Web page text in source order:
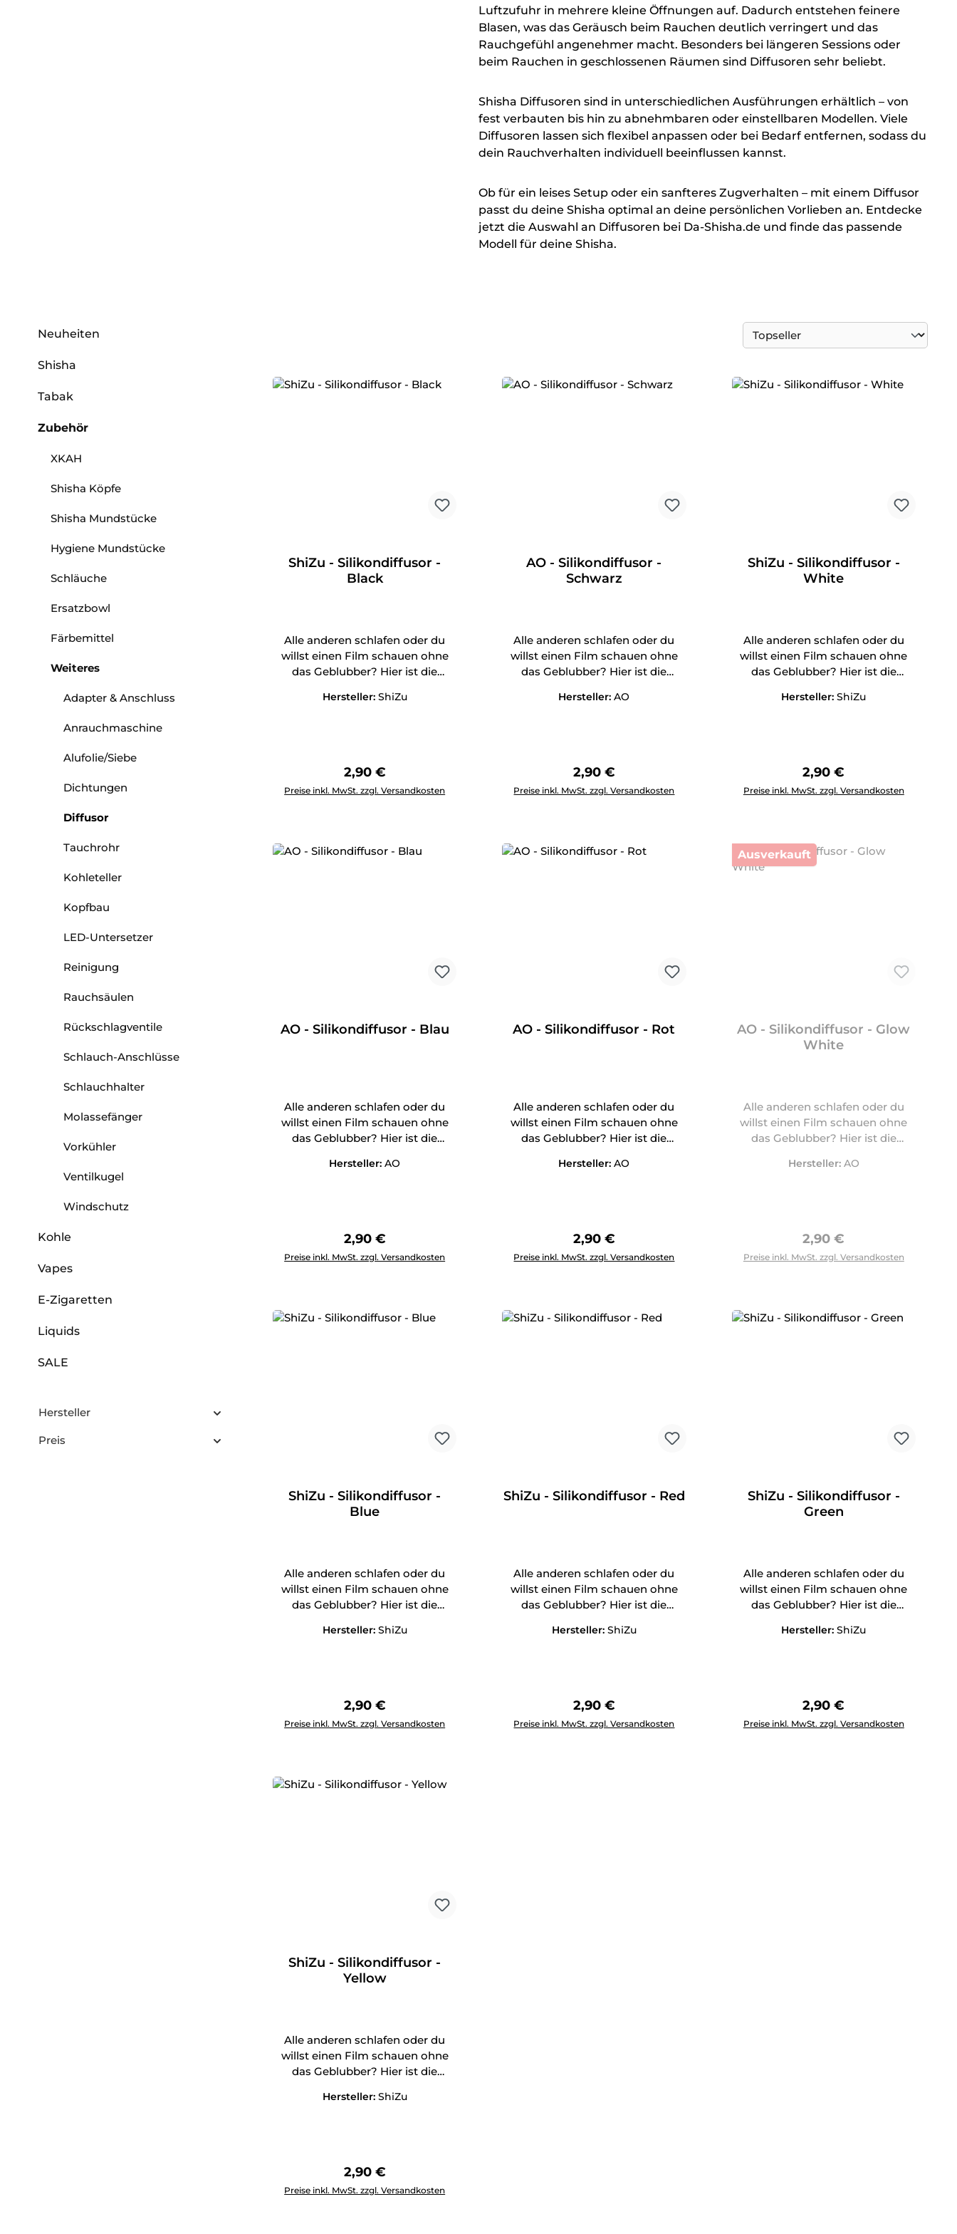
Luftzufuhr in mehrere kleine Öffnungen auf. Dadurch entstehen feinere
Blasen, was das Geräusch beim Rauchen deutlich verringert und das
Rauchgefühl angenehmer macht. Besonders bei längeren Sessions oder
beim Rauchen in geschlossenen Räumen sind Diffusoren sehr beliebt.
Shisha Diffusoren sind in unterschiedlichen Ausführungen erhältlich – von
fest verbauten bis hin zu abnehmbaren oder einstellbaren Modellen. Viele
Diffusoren lassen sich flexibel anpassen oder bei Bedarf entfernen, sodass du
dein Rauchverhalten individuell beeinflussen kannst.
Ob für ein leises Setup oder ein sanfteres Zugverhalten – mit einem Diffusor
passt du deine Shisha optimal an deine persönlichen Vorlieben an. Entdecke
jetzt die Auswahl an Diffusoren bei Da-Shisha.de und finde das passende
Modell für deine Shisha.
Neuheiten
Shisha
Tabak
Zubehör
XKAH
Shisha Köpfe
Shisha Mundstücke
Hygiene Mundstücke
Schläuche
Ersatzbowl
Färbemittel
Weiteres
Adapter & Anschluss
Anrauchmaschine
Alufolie/Siebe
Dichtungen
Diffusor
Tauchrohr
Kohleteller
Kopfbau
LED-Untersetzer
Reinigung
Rauchsäulen
Rückschlagventile
Schlauch-Anschlüsse
Schlauchhalter
Molassefänger
Vorkühler
Ventilkugel
Windschutz
Kohle
Vapes
E-Zigaretten
Liquids
SALE
Hersteller
Preis
ShiZu - Silikondiffusor -
Black
Alle anderen schlafen oder du
willst einen Film schauen ohne
das Geblubber? Hier ist die
Hersteller: ShiZu
Regulärer Preis:
2,90 €
Preise inkl. MwSt. zzgl. Versandkosten
Produkt Anzahl: Gib den gewünschten Wert ein oder benutze die Schaltflächen um die Anzahl zu erhöhen oder zu reduzieren.
AO - Silikondiffusor -
Schwarz
Alle anderen schlafen oder du
willst einen Film schauen ohne
das Geblubber? Hier ist die
Hersteller:AO
Regulärer Preis:
2,90 €
Preise inkl. MwSt. zzgl. Versandkosten
Produkt Anzahl: Gib den gewünschten Wert ein oder benutze die Schaltflächen um
ShiZu - Silikondiffusor -
White
Alle anderen schlafen oder du
willst einen Film schauen ohne
das Geblubber? Hier ist die
Hersteller:ShiZu
Regulärer Preis:
2,90 €
Preise inkl. MwSt. zzgl. Versandkosten
Produkt Anzahl: Gib den gewünschten
AO - Silikondiffusor - Blau
Alle anderen schlafen oder du
willst einen Film schauen ohne
das Geblubber? Hier ist die
Hersteller:AO
Regulärer Preis:
2,90 €
Preise inkl. MwSt. zzgl. Versandkosten
Produkt Anzahl: Gib den gewünschten Wert ein oder benutze die Schaltflächen um die Anzahl zu erhöhen oder zu reduzieren.
AO - Silikondiffusor - Rot
Alle anderen schlafen oder du
willst einen Film schauen ohne
das Geblubber? Hier ist die
Hersteller:AO
Regulärer Preis:
2,90 €
Preise inkl. MwSt. zzgl. Versandkosten
Produkt Anzahl: Gib den gewünschten Wert ein oder benutze die Schaltflächen um
Ausverkauft
AO - Silikondiffusor - Glow
White
Alle anderen schlafen oder du
willst einen Film schauen ohne
das Geblubber? Hier ist die
Hersteller: AO
Regulärer Preis:
2,90 €
Preise inkl. MwSt. zzgl. Versandkosten
ShiZu - Silikondiffusor -
Blue
Alle anderen schlafen oder du
willst einen Film schauen ohne
das Geblubber? Hier ist die
Hersteller: ShiZu
Regulärer Preis:
2,90 €
Preise inkl. MwSt. zzgl. Versandkosten
Produkt Anzahl: Gib den gewünschten Wert ein oder benutze die Schaltflächen um die Anzahl zu erhöhen oder zu reduzieren.
ShiZu - Silikondiffusor - Red
Alle anderen schlafen oder du
willst einen Film schauen ohne
das Geblubber? Hier ist die
Hersteller: ShiZu
Regulärer Preis:
2,90 €
Preise inkl. MwSt. zzgl. Versandkosten
Produkt Anzahl: Gib den gewünschten Wert ein oder benutze die Schaltflächen um
ShiZu - Silikondiffusor -
Green
Alle anderen schlafen oder du
willst einen Film schauen ohne
das Geblubber? Hier ist die
Hersteller:ShiZu
Regulärer Preis:
2,90 €
Preise inkl. MwSt. zzgl. Versandkosten
Produkt Anzahl: Gib den gewünschten
ShiZu - Silikondiffusor -
Yellow
Alle anderen schlafen oder du
willst einen Film schauen ohne
das Geblubber? Hier ist die
Hersteller: ShiZu
Regulärer Preis:
2,90 €
Preise inkl. MwSt. zzgl. Versandkosten
Produkt Anzahl: Gib den gewünschten Wert ein oder benutze die Schaltflächen um die Anzahl zu erhöhen oder zu reduzieren.